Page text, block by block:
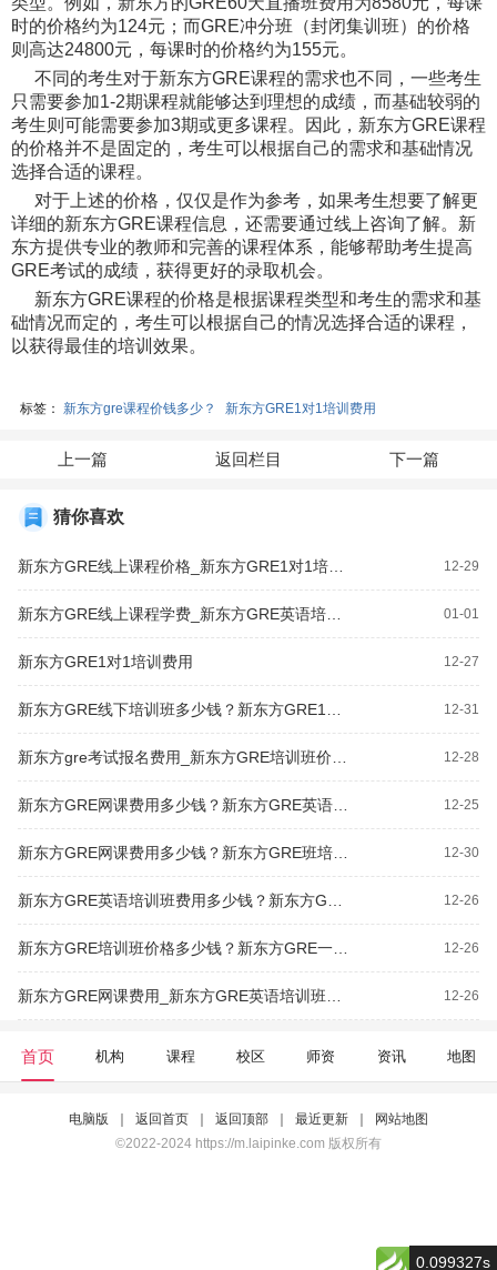
时的价格约为124元；而GRE冲分班（封闭集训班）的价格
则高达24800元，每课时的价格约为155元。
不同的考生对于新东方GRE课程的需求也不同，一些考生
只需要参加1-2期课程就能够达到理想的成绩，而基础较弱的
考生则可能需要参加3期或更多课程。因此，新东方GRE课程
的价格并不是固定的，考生可以根据自己的需求和基础情况
选择合适的课程。
对于上述的价格，仅仅是作为参考，如果考生想要了解更
详细的新东方GRE课程信息，还需要通过线上咨询了解。新
东方提供专业的教师和完善的课程体系，能够帮助考生提高
GRE考试的成绩，获得更好的录取机会。
新东方GRE课程的价格是根据课程类型和考生的需求和基
础情况而定的，考生可以根据自己的情况选择合适的课程，
以获得最佳的培训效果。
标签： 新东方gre课程价钱多少？ 新东方GRE1对1培训费用
上一篇 返回栏目 下一篇
猜你喜欢
12-29
01-01
新东方GRE1对1培训费用 12-27
12-31
12-28
12-25
12-30
12-26
12-26
12-26
首页 机构 课程 校区 师资 资讯 地图
电脑版 返回首页 返回顶部 最近更新
网站地图
©2022-2024 https://m.laipinke.com 版权所有
0.099327s